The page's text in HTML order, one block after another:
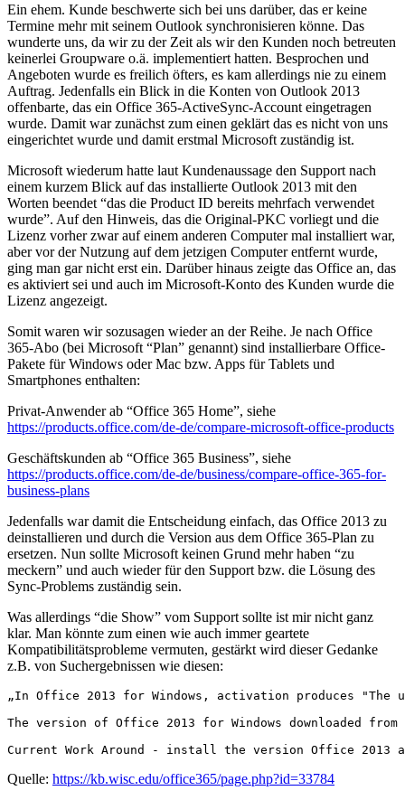
Ein ehem. Kunde beschwerte sich bei uns darüber, das er keine
Termine mehr mit seinem Outlook synchronisieren könne. Das
wunderte uns, da wir zu der Zeit als wir den Kunden noch betreuten
keinerlei Groupware o.ä. implementiert hatten. Besprochen und
Angeboten wurde es freilich öfters, es kam allerdings nie zu einem
Auftrag. Jedenfalls ein Blick in die Konten von Outlook 2013
offenbarte, das ein Office 365-ActiveSync-Account eingetragen
wurde. Damit war zunächst zum einen geklärt das es nicht von uns
eingerichtet wurde und damit erstmal Microsoft zuständig ist.
Microsoft wiederum hatte laut Kundenaussage den Support nach
einem kurzem Blick auf das installierte Outlook 2013 mit den
Worten beendet “das die Product ID bereits mehrfach verwendet
wurde”. Auf den Hinweis, das die Original-PKC vorliegt und die
Lizenz vorher zwar auf einem anderen Computer mal installiert war,
aber vor der Nutzung auf dem jetzigen Computer entfernt wurde,
ging man gar nicht erst ein. Darüber hinaus zeigte das Office an, das
es aktiviert sei und auch im Microsoft-Konto des Kunden wurde die
Lizenz angezeigt.
Somit waren wir sozusagen wieder an der Reihe. Je nach Office
365-Abo (bei Microsoft “Plan” genannt) sind installierbare Office-
Pakete für Windows oder Mac bzw. Apps für Tablets und
Smartphones enthalten:
Privat-Anwender ab “Office 365 Home”, siehe
https://products.office.com/de-de/compare-microsoft-office-products
Geschäftskunden ab “Office 365 Business”, siehe
https://products.office.com/de-de/business/compare-office-365-for-
business-plans
Jedenfalls war damit die Entscheidung einfach, das Office 2013 zu
deinstallieren und durch die Version aus dem Office 365-Plan zu
ersetzen. Nun sollte Microsoft keinen Grund mehr haben “zu
meckern” und auch wieder für den Support bzw. die Lösung des
Sync-Problems zuständig sein.
Was allerdings “die Show” vom Support sollte ist mir nicht ganz
klar. Man könnte zum einen wie auch immer geartete
Kompatibilitätsprobleme vermuten, gestärkt wird dieser Gedanke
z.B. von Suchergebnissen wie diesen:
„In Office 2013 for Windows, activation produces
The version of Office 2013 for Windows downloaded
Current Work Around - install the version Office 2013
Quelle: https://kb.wisc.edu/office365/page.php?id=33784